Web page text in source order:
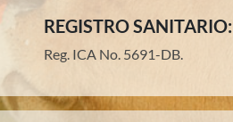
REGISTRO SANITARIO:
Reg. ICA No. 5691-DB.